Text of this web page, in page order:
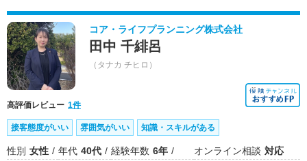
コア・ライフプランニング株式会社
田中 千緋呂
（タナカ チヒロ）
高評価レビュー 1件
接客態度がいい 雰囲気がいい 知識・スキルがある
性別 女性 年代 40代 経験年数 6年 オンライン相談 対応